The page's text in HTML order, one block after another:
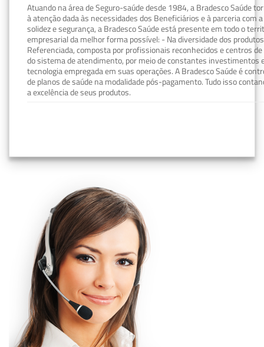
Atuando na área de Seguro-saúde desde 1984, a Bradesco Saúde
à atenção dada às necessidades dos Beneficiários e à parceria com
solidez e segurança, a Bradesco Saúde está presente em todo o
empresarial da melhor forma possível: - Na diversidade dos
Referenciada, composta por profissionais reconhecidos e centros
do sistema de atendimento, por meio de constantes investimentos
tecnologia empregada em suas operações. A Bradesco Saúde é
de planos de saúde na modalidade pós-pagamento. Tudo isso
a excelência de seus produtos.